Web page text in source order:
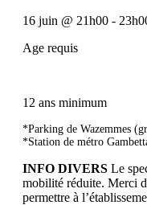
16 juin @ 21h00 -
Age requis
12 ans minimum
*Parking de Wazemmes
*Station de métro
INFO DIVERS Le
mobilité réduite. Merci
permettre à